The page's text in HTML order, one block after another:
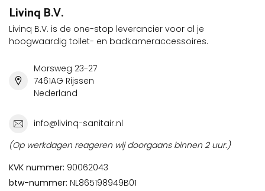
Livinq B.V.
Livinq B.V. is de one-stop leverancier voor al je
hoogwaardig toilet- en badkameraccessoires.
Morsweg 23-27
7461AG Rijssen
Nederland
info@livinq-sanitair.nl
(Op werkdagen reageren wij doorgaans binnen 2 uur.)
KVK nummer: 90062043
btw-nummer: NL865198949B01